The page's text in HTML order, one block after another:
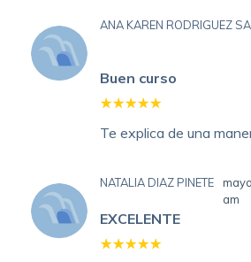
ANA KAREN RODRIGUEZ
Buen curso
Te explica de una
NATALIA DIAZ PINETE
am
EXCELENTE